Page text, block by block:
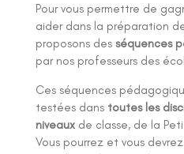
Pour vous permettre de
aider dans la préparation
proposons des séquences
par nos professeurs des
Ces séquences
testées dans toutes les
niveaux de classe, de la
Vous pourrez et vous